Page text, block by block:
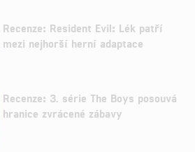
Recenze: Resident Evil: Lék patří
mezi nejhorší herní adaptace
Recenze: 3. série The Boys posouvá
hranice zvrácené zábavy